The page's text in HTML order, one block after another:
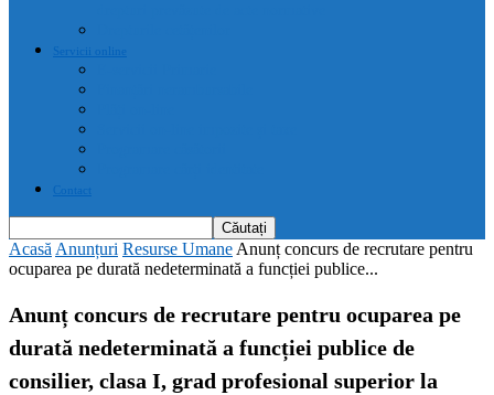
Servicii online
Contact
AcasăAnunțuri Resurse UmaneAnunț concurs de recrutare pentru
ocuparea pe durată nedeterminată a funcției publice...
Anunț concurs de recrutare pentru ocuparea pe
durată nedeterminată a funcției publice de
consilier, clasa I, grad profesional superior la